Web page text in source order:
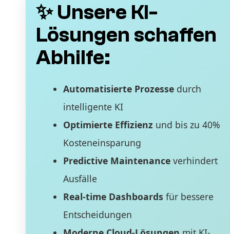
✨ Unsere KI-
Lösungen schaffen
Abhilfe:
Automatisierte Prozessedurch
intelligente KI
Optimierte Effizienz und bis zu 40%
Kosteneinsparung
Predictive Maintenanceverhindert
Ausfälle
Real-time Dashboards für bessere
Entscheidungen